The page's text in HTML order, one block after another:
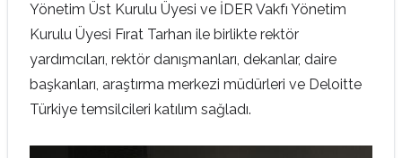
Yönetim Üst Kurulu Üyesi ve İDER Vakfı Yönetim
Kurulu Üyesi Fırat Tarhan ile birlikte rektör
yardımcıları, rektör danışmanları, dekanlar, daire
başkanları, araştırma merkezi müdürleri ve Deloitte
Türkiye temsilcileri katılım sağladı.